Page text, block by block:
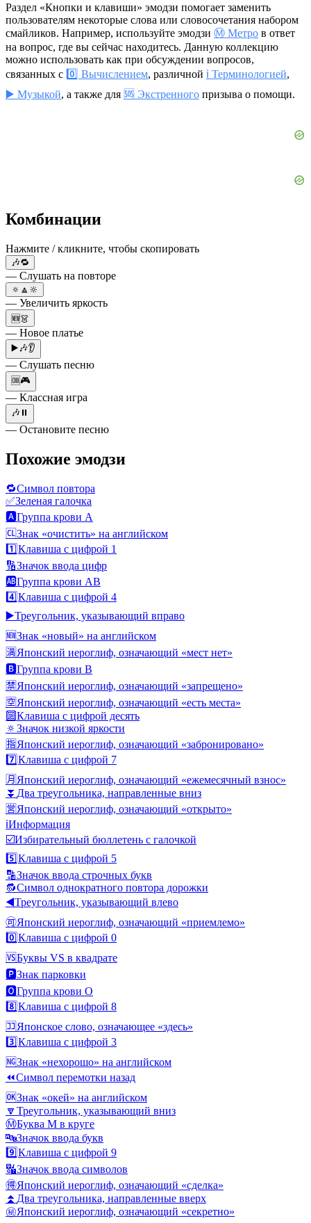
Раздел «Кнопки и клавиши» эмодзи помогает заменить
пользователям некоторые слова или словосочетания набором
смайликов. Например, используйте эмодзи Ⓜ️ Метро в ответ
на вопрос, где вы сейчас находитесь. Данную коллекцию
можно использовать как при обсуждении вопросов,
связанных с 0️⃣ Вычислением, различной ℹ️ Терминологией,
▶️ Музыкой, а также для 🆘 Экстренного призыва о помощи.
Комбинации
Нажмите / кликните, чтобы скопировать
🎶🔁
— Слушать на повторе
🔅🔼🔆
— Увеличить яркость
🆕👗
— Новое платье
▶️🎶👂
— Слушать песню
🆒🎮
— Классная игра
🎶⏸
— Остановите песню
Похожие эмодзи
🔁Символ повтора
✅Зеленая галочка
🅰️Группа крови A
🆑Знак «очистить» на английском
1️⃣Клавиша с цифрой 1
🔢Значок ввода цифр
🆎Группа крови AB
4️⃣Клавиша с цифрой 4
▶️Треугольник, указывающий вправо
🆕Знак «новый» на английском
🈵Японский иероглиф, означающий «мест нет»
🅱️Группа крови B
🈲Японский иероглиф, означающий «запрещено»
🈳Японский иероглиф, означающий «есть места»
🔟Клавиша с цифрой десять
🔅 Значок низкой яркости
🈯Японский иероглиф, означающий «забронировано»
7️⃣Клавиша с цифрой 7
🈷️ Японский иероглиф, означающий «ежемесячный взнос»
⏬ Два треугольника, направленные вниз
🈺Японский иероглиф, означающий «открыто»
ℹ️Информация
☑️Избирательный бюллетень с галочкой
5️⃣Клавиша с цифрой 5
🔡Значок ввода строчных букв
🔂Символ однократного повтора дорожки
◀️Треугольник, указывающий влево
🉑Японский иероглиф, означающий «приемлемо»
0️⃣Клавиша с цифрой 0
🆚Буквы VS в квадрате
🅿️Знак парковки
🅾️Группа крови O
8️⃣Клавиша с цифрой 8
🈁 Японское слово, означающее «здесь»
3️⃣Клавиша с цифрой 3
🆖Знак «нехорошо» на английском
⏪Символ перемотки назад
🆗Знак «окей» на английском
🔽 Треугольник, указывающий вниз
Ⓜ️Буква M в круге
🔤Значок ввода букв
9️⃣Клавиша с цифрой 9
🔣Значок ввода символов
🉐Японский иероглиф, означающий «сделка»
⏫ Два треугольника, направленные вверх
㊙️Японский иероглиф, означающий «секретно»